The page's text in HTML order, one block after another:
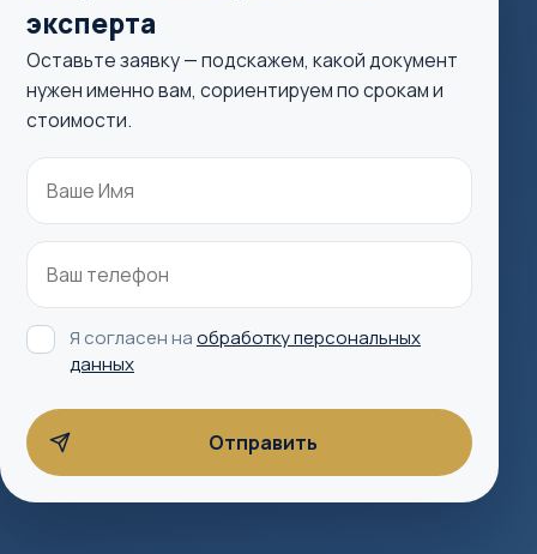
эксперта
Оставьте заявку — подскажем, какой документ
нужен именно вам, сориентируем по срокам и
стоимости.
Я согласен наобработку персональных
данных